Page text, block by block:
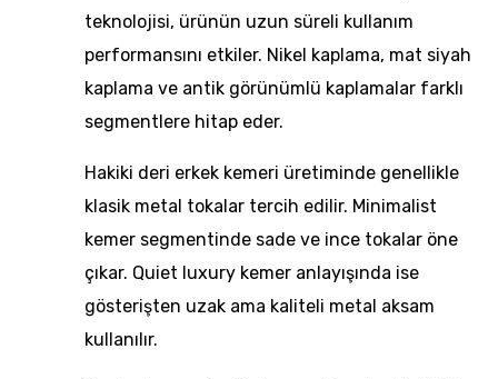
teknolojisi, ürünün uzun süreli kullanım
performansını etkiler. Nikel kaplama, mat siyah
kaplama ve antik görünümlü kaplamalar farklı
segmentlere hitap eder.
Hakiki deri erkek kemeri üretiminde genellikle
klasik metal tokalar tercih edilir. Minimalist
kemer segmentinde sade ve ince tokalar öne
çıkar. Quiet luxury kemer anlayışında ise
gösterişten uzak ama kaliteli metal aksam
kullanılır.